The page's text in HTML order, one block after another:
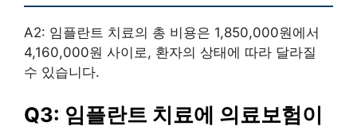
A2: 임플란트 치료의 총 비용은 1,850,000원에서
4,160,000원 사이로, 환자의 상태에 따라 달라질
수 있습니다.
Q3: 임플란트 치료에 의료보험이